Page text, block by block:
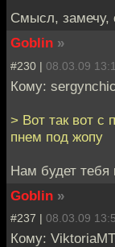
Смысл, замечу,
Goblin »
#230 | 08.03.09
Кому:
> Вот так вот с
пнем под жопу
Нам будет тебя
Goblin »
#237 | 08.03.09
Кому: